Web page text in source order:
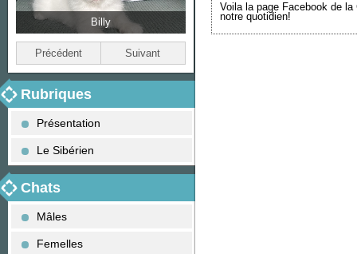
Billy Bella
Précédent Suivant
Rubriques
Présentation
Le Sibérien
Chats
Mâles
Femelles
Voila la page Facebook de la Chatterie, j'y met toutes les photos de nos chatons, des exposition félines, et de
notre quotidien!